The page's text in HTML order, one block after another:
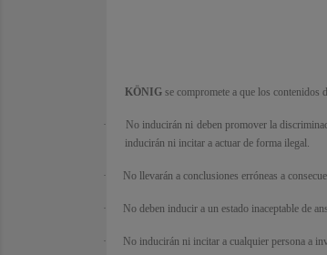
KÖNIG se compromete a que los contenidos
·
No inducirán ni deben promover la
inducirán ni incitar a actuar de forma ilegal.
· No llevarán a conclusiones erróneas a
· No deben inducir a un estado inaceptable de
· No inducirán ni incitar a cualquier persona a